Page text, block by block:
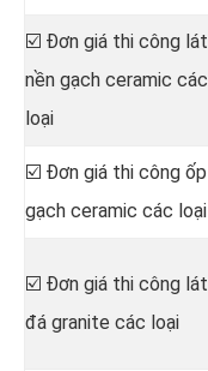
☑️ Đơn giá thi công lát
nền gạch ceramic các
loại
☑️ Đơn giá thi công ốp
gạch ceramic các loại
☑️ Đơn giá thi công lát
đá granite các loại